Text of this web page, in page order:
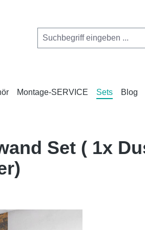
Montage-SERVICE Sets Blog
Set ( 1x